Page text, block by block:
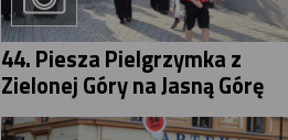
44. Piesza Pielgrzymka z
Zielonej Góry na Jasną Górę